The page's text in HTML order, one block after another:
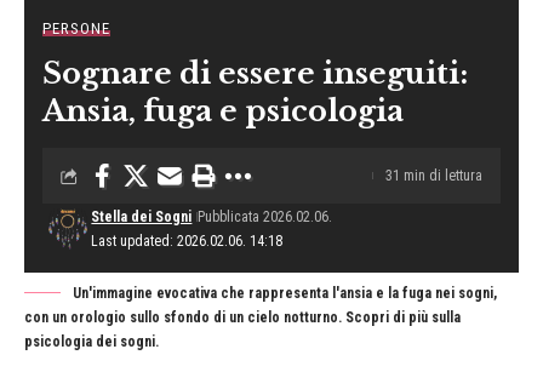
PERSONE
Sognare di essere inseguiti:
Ansia, fuga e psicologia
Last updated: 2026.02.06. 14:18
Stella dei Sogni Pubblicata 2026.02.06.
31 min di lettura
Un'immagine evocativa che rappresenta l'ansia e la fuga nei sogni,
con un orologio sullo sfondo di un cielo notturno. Scopri di più sulla
psicologia dei sogni.